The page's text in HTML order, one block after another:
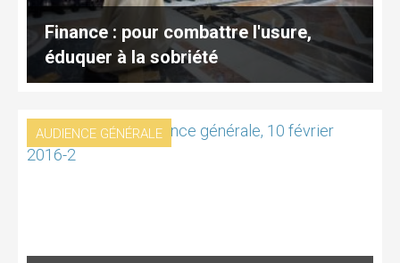
Finance : pour combattre l'usure,
éduquer à la sobriété
AUDIENCE GÉNÉRALE